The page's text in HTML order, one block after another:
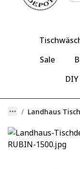
Sale
DIY
Landhaus